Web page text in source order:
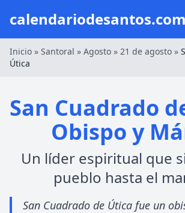
calendariodesantos.com
Inicio » Santoral » Agosto » 21 de agosto »
Útica
San Cuadrado
Obispo y
Un líder espiritual que
pueblo hasta el
San Cuadrado de Útica fue un